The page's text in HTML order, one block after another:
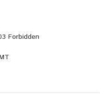
Forbidden